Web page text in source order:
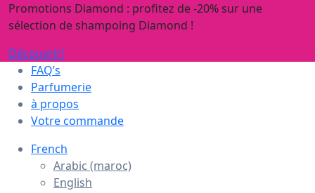
Promotions Diamond : profitez de -20% sur une
sélection de shampoing Diamond !
Découvrir!
FAQ’s
Parfumerie
à propos
Votre commande
French
Arabic (maroc)
English